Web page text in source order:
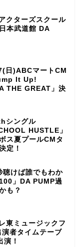
クターズスクール
本武道館 DA
日)ABCマートCM
It Up!
THE GREAT」決
シングル
HUSTLE」
ス夏プールCMタ
定！
けば誰でもわか
」DA PUMP過
も？
東ミュージックフ
者タイムテーブ
演！